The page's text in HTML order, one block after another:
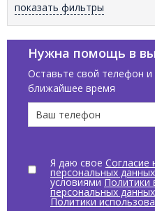
Аксессуары для
Мебель для ванной
Раковины
Цвет по палитре
Белый
Бронза
Голубой
показать фильтры
Нужна помощь в
Оставьте свой телефон
ближайшее время
Я даю свое Согласие
персональных данных
условиями Политики
персональных данных
Политики